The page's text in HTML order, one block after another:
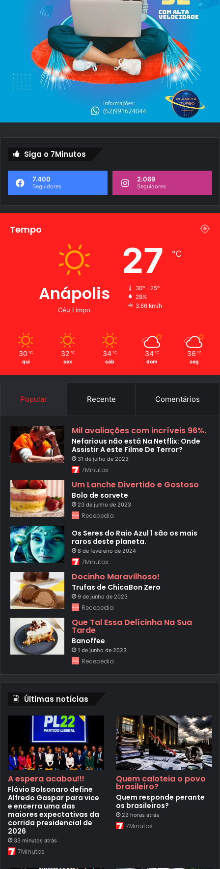
Siga o 7Minutos
7.400
Seguidores
2.069
Seguidores
Tempo
Anápolis
Céu Limpo
27 ℃
30º - 25º
29%
3.66 km/h
30 ℃
qui
32 ℃
sex
34 ℃
sáb
34 ℃
dom
36 ℃
seg
Popular Recente Comentários
Mil avaliações com incríveis 96%.
Nefarious não está Na Netflix: Onde
Assistir A este Filme De Terror?
31 de julho de 2023
7Minutos
Um Lanche Divertido e Gostoso
Bolo de sorvete
23 de junho de 2023
Recepedia
Os Seres do Raio Azul 1 são os mais
raros deste planeta.
8 de fevereiro de 2024
7Minutos
Docinho Maravilhoso!
Trufas de ChicaBon Zero
9 de junho de 2023
Recepedia
Que Tal Essa Delícinha Na Sua
Tarde
Banoffee
1 de junho de 2023
Recepedia
Últimas notícias
A espera acabou!!!
Flávio Bolsonaro define
Alfredo Gaspar para vice
e encerra uma das
maiores expectativas da
corrida presidencial de
2026
33 minutos atrás
7Minutos
Quem caloteia o povo
brasileiro?
Quem responde perante
os brasileiros?
22 horas atrás
7Minutos